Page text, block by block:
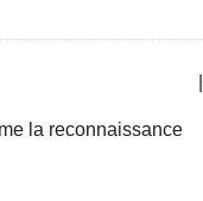
la reconnaissance